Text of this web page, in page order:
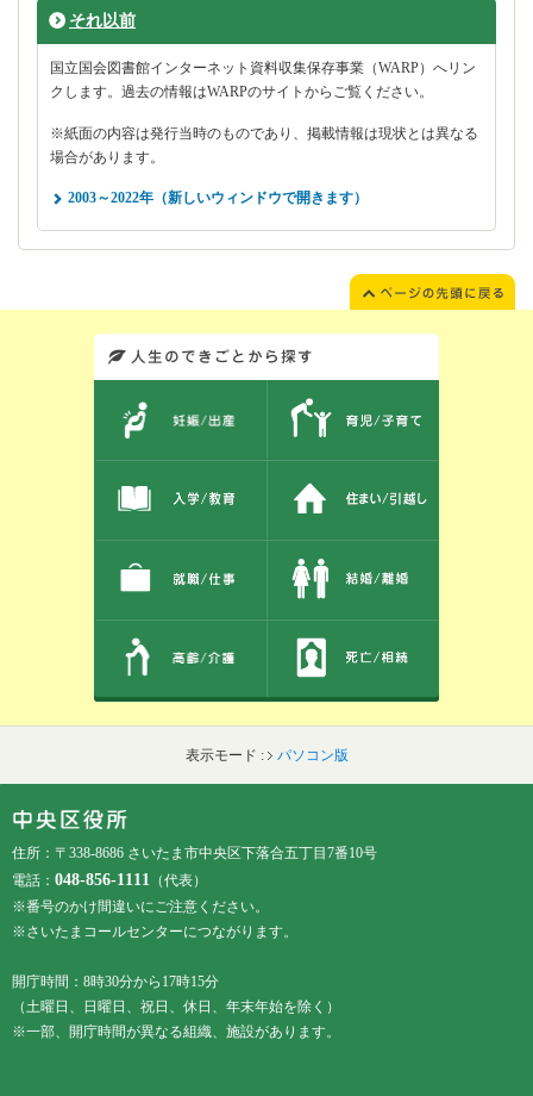
それ以前
国立国会図書館インターネット資料収集保存事業（WARP）へリン
クします。過去の情報はWARPのサイトからご覧ください。
※紙面の内容は発行当時のものであり、掲載情報は現状とは異なる
場合があります。
2003～2022年（新しいウィンドウで開きます）
表示モード : パソコン版
住所：〒338-8686 さいたま市中央区下落合五丁目7番10号
電話： 048-856-1111 （代表）
※番号のかけ間違いにご注意ください。
※さいたまコールセンターにつながります。
開庁時間：8時30分から17時15分
（土曜日、日曜日、祝日、休日、年末年始を除く）
※一部、開庁時間が異なる組織、施設があります。